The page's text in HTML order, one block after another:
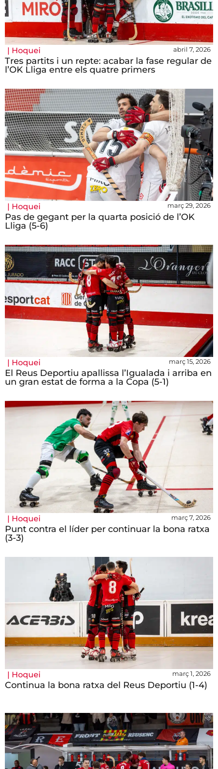
| Hoquei abril 7, 2026
Tres partits i un repte: acabar la fase regular de
l’OK Lliga entre els quatre primers
| Hoquei març 29, 2026
Pas de gegant per la quarta posició de l’OK
Lliga (5-6)
| Hoquei març 15, 2026
El Reus Deportiu apallissa l’Igualada i arriba en
un gran estat de forma a la Copa (5-1)
| Hoquei març 7, 2026
Punt contra el líder per continuar la bona ratxa
(3-3)
| Hoquei març 1, 2026
Continua la bona ratxa del Reus Deportiu (1-4)